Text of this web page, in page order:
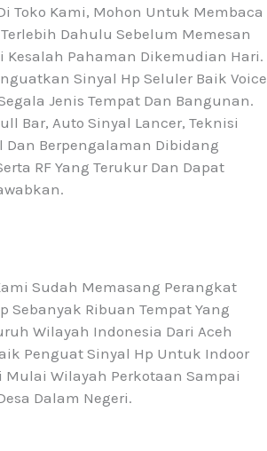
Toko Kami, Mohon Untuk Membaca
Dahulu Sebelum Memesan
Kesalah Pahaman Dikemudian Hari.
Sinyal Hp Seluler Baik Voice
Jenis Tempat Dan Bangunan.
Bar, Auto Sinyal Lancer, Teknisi
Dan Berpengalaman Dibidang
RF Yang Terukur Dan Dapat
Sudah Memasang Perangkat
Sebanyak Ribuan Tempat Yang
Wilayah Indonesia Dari Aceh
Penguat Sinyal Hp Untuk Indoor
Mulai Wilayah Perkotaan Sampai
Dalam Negeri.